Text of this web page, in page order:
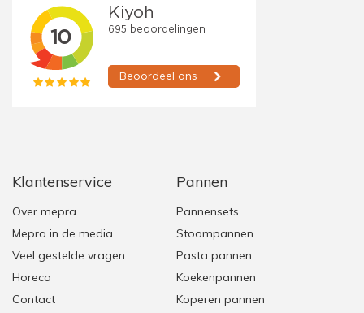
Klantenservice
Over mepra
Mepra in de media
Veel gestelde vragen
Horeca
Contact
Pannen
Pannensets
Stoompannen
Pasta pannen
Koekenpannen
Koperen pannen